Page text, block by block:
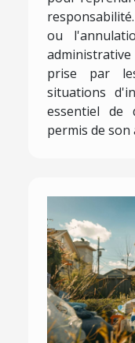
ou
prise par
situations
essentiel de
permis de son